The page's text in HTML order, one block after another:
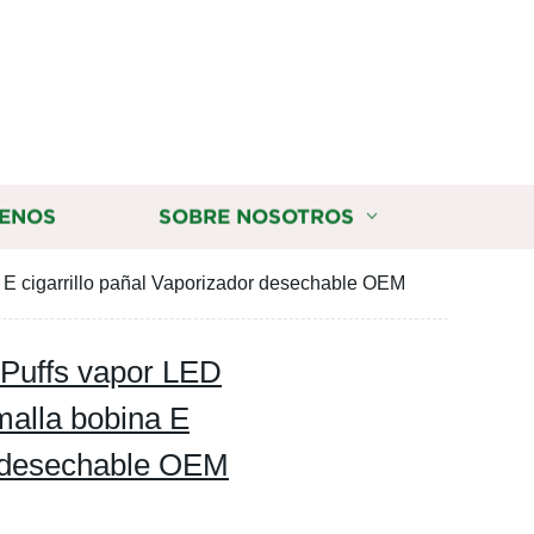
SOBRE NOSOTROS
cigarrillo pañal Vaporizador desechable OEM
vapor LED
bobina E
OEM